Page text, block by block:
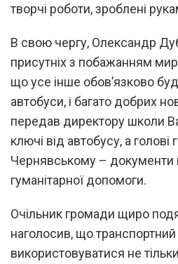
творчі роботи, зроблені
В свою чергу, Олександр
присутніх з побажанням
що усе інше обов’язково
автобуси, і багато добрих
передав директору школи
ключі від автобусу, а
Чернявському – документи
гуманітарної допомоги.
Очільник громади щиро
наголосив, що транспортний
використовуватися не